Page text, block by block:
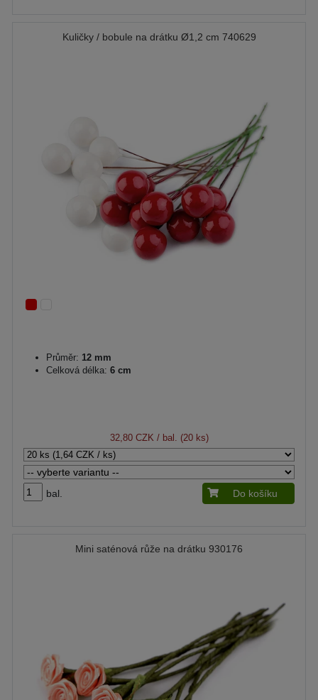
Kuličky / bobule na drátku Ø1,2 cm 740629
Průměr: 12 mm
Celková délka: 6 cm
32,80 CZK / bal. (20 ks)
bal. Do košíku
Mini saténová růže na drátku 930176